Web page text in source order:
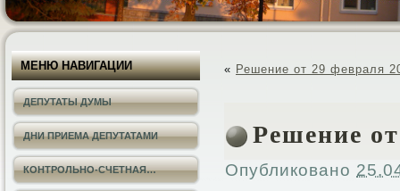
МЕНЮ НАВИГАЦИИ
ДЕПУТАТЫ ДУМЫ
ДНИ ПРИЕМА ДЕПУТАТАМИ
КОНТРОЛЬНО-СЧЕТНАЯ…
« Решение от 29 февраля
Решение
Опубликовано